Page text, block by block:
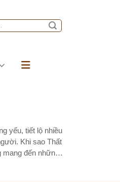
yếu, tiết lộ nhiều
Khi sao Thất
mang đến những